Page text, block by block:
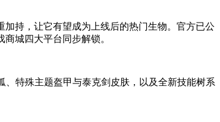
持，让它有望成为上线后的热门生物。官方已公
商城四大平台同步解锁。
特殊主题盔甲与泰克剑皮肤，以及全新技能树系